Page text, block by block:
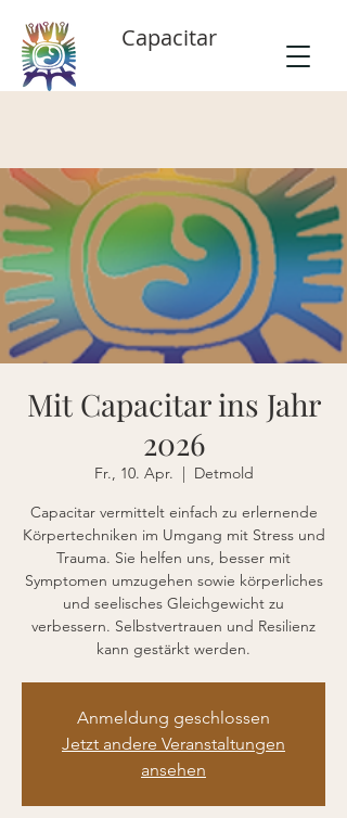
Capacitar
Mit Capacitar ins Jahr
2026
Fr., 10. Apr.
  |
Detmold
Capacitar vermittelt einfach zu erlernende
Körpertechniken im Umgang mit Stress und
Trauma. Sie helfen uns, besser mit
Symptomen umzugehen sowie körperliches
und seelisches Gleichgewicht zu
verbessern. Selbstvertrauen und Resilienz
kann gestärkt werden.
Anmeldung geschlossen
Jetzt andere Veranstaltungen
ansehen